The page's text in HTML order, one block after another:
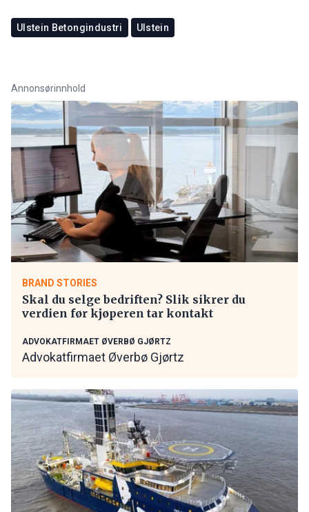
Ulstein Betongindustri Ulstein
Annonsørinnhold
BRAND STORIES
Skal du selge bedriften? Slik sikrer du
verdien før kjøperen tar kontakt
ADVOKATFIRMAET ØVERBØ GJØRTZ
Advokatfirmaet Øverbø Gjørtz